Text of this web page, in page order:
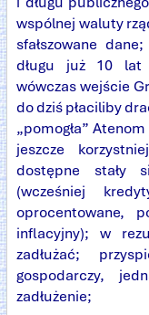
wspólnej waluty
sfałszowane
długu już 10 lat
wówczas wejście
do dziś płaciliby
„pomogła”
jeszcze
dostępne stały
(wcześniej
oprocentowane,
inflacyjny); w
zadłużać;
gospodarczy,
zadłużenie;